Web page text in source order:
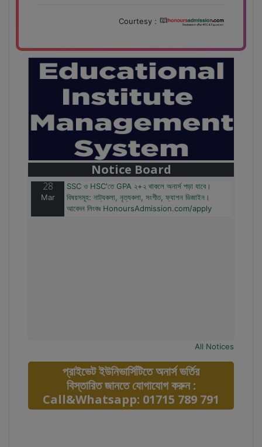
Courtesy :
Notice Board
বাজেটের মধ্যে প্রাইভেট ইউনিভার্সিটিতে অনার্স পড়ার সুযোগ।
২০টির অধিক বিষয়, ৪ বছরে মোট খরচ ২ লক্ষ থেকে ৫ লক্ষ টাকা।
আবেদন লিংকঃ HonoursAdmission.com/apply
28
Mar
SSC ও HSC'তে GPA ২+২ থাকলে অনার্স পড়া যাবে।
বিষয়সমূহ: নাট্যকলা, নৃত্যকলা, সংগীত, ফ্যাশন ডিজাইন।
আবেদন লিংকঃ HonoursAdmission.com/apply
All Notices
প্রাইভেট ইউনিভার্সিটিতে অনার্স ভর্তির
বিস্তারিত জানতে যোগাযোগ করুন :
Call&Whatsapp: 01715 789 791